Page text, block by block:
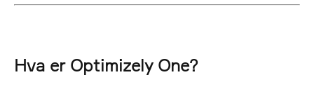
Hva er Optimizely One?